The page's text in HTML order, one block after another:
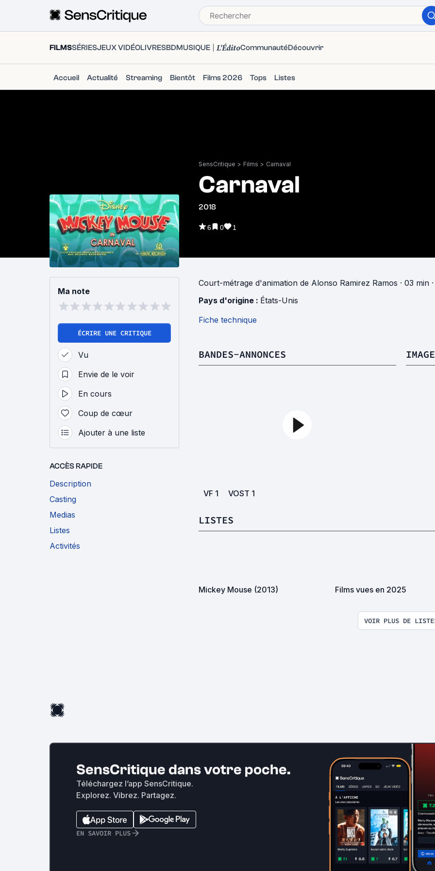
FILMSSÉRIESJEUX VIDÉOLIVRESBDMUSIQUE L'ÉditoCommunautéDécouvrir
Accueil Actualité Streaming Bientôt Films 2026 Tops Listes
SensCritique > Films > Carnaval
Carnaval
2018
6 0 1
Ma note
ÉCRIRE UNE CRITIQUE
Vu
Envie de le voir
En cours
Coup de cœur
Ajouter à une liste
ACCÈS RAPIDE
Description
Casting
Medias
Listes
Activités
Court-métrage d'animation de Alonso Ramirez Ramos · 03 min
Pays d'origine : États-Unis
Fiche technique
BANDES-ANNONCES
VF 1 VOST 1
LISTES
Mickey Mouse (2013) Films vues en 2025
VOIR PLUS DE
SensCritique dans votre poche.
Téléchargez l’app SensCritique.
Explorez. Vibrez. Partagez.
EN SAVOIR PLUS